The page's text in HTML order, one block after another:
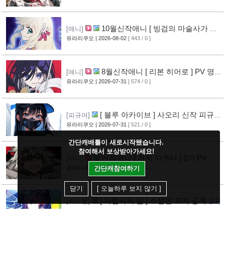
[애니]
10월신작애니 [ 빙검의 마술사가 세
계를 다스린다 ] 2기 PV 영상 공개
유라리쿠오 | 2026-08-02 [ 443 / 0 ]
[애니]
8월신작애니 [ 리본 히어로 ] PV 영
상 공개
[11]
유라리쿠오 | 2026-07-31 [ 574 / 0 ]
[피규어]
[ 블루 아카이브 ] 사오리 신작 피규어
공개 [10]
유라리쿠오 | 2026-07-31 [ 521 / 0 ]
[13]
| 2026-07-31[ 475 / 0 ]
[11]
유라리쿠오
간단캐배틀이 새로시작됐습니다.
참여해서 보상받아가세요!
간단캐참여하기
닫기 [ 오늘하루 보지 않기 ]